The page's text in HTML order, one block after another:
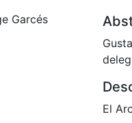
Garcés
El